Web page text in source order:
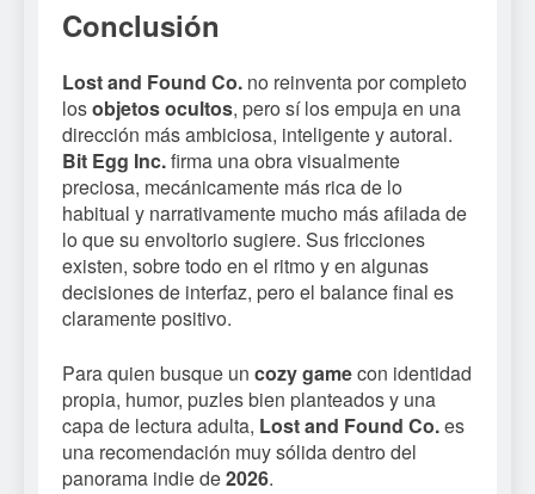
Conclusión
Lost and Found Co. no reinventa por completo
losobjetos ocultos, pero sí los empuja en una
dirección más ambiciosa, inteligente y autoral.
Bit Egg Inc.firma una obra visualmente
preciosa, mecánicamente más rica de lo
habitual y narrativamente mucho más afilada de
lo que su envoltorio sugiere. Sus fricciones
existen, sobre todo en el ritmo y en algunas
decisiones de interfaz, pero el balance final es
claramente positivo.
Para quien busque un cozy gamecon identidad
propia, humor, puzles bien planteados y una
capa de lectura adulta, Lost and Found Co.es
una recomendación muy sólida dentro del
panorama indie de2026.